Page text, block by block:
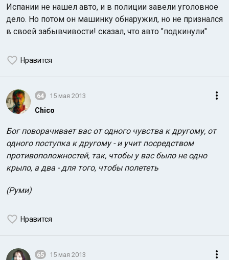
Испании не нашел авто, и в полиции завели уголовное
дело. Но потом он машинку обнаружил, но не признался
в своей забывчивости! сказал, что авто "подкинули"
Нравится
64 15 мая 2013
Chico
Бог поворачивает вас от одного чувства к другому, от
одного поступка к другому - и учит посредством
противоположностей, так, чтобы у вас было не одно
крыло, а два - для того, чтобы полететь
(Руми)
Нравится
65 15 мая 2013